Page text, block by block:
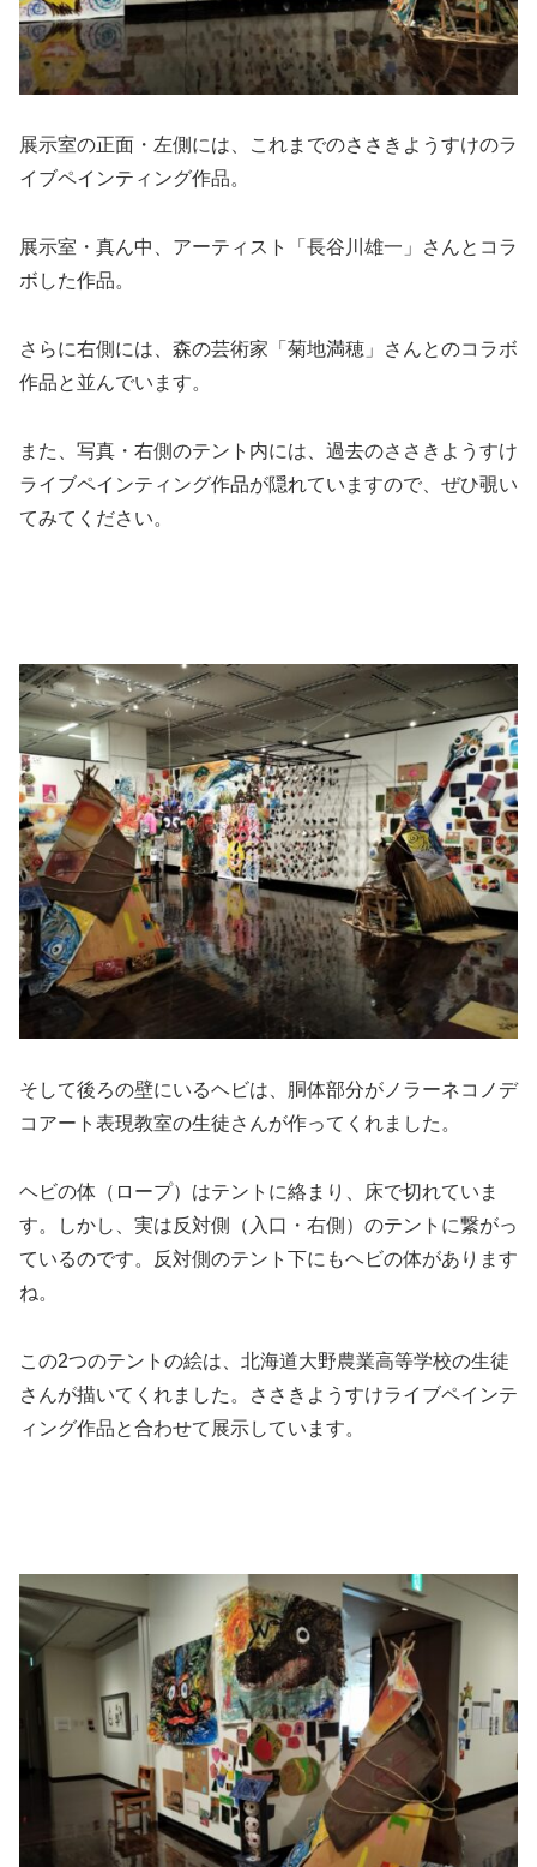
展示室の正面・左側には、これまでのささきようすけのラ
イブペインティング作品。
展示室・真ん中、アーティスト「長谷川雄一」さんとコラ
ボした作品。
さらに右側には、森の芸術家「菊地満穂」さんとのコラボ
作品と並んでいます。
また、写真・右側のテント内には、過去のささきようすけ
ライブペインティング作品が隠れていますので、ぜひ覗い
てみてください。
そして後ろの壁にいるヘビは、胴体部分がノラーネコノデ
コアート表現教室の生徒さんが作ってくれました。
ヘビの体（ロープ）はテントに絡まり、床で切れていま
す。しかし、実は反対側（入口・右側）のテントに繋がっ
ているのです。反対側のテント下にもヘビの体があります
ね。
この2つのテントの絵は、北海道大野農業高等学校の生徒
さんが描いてくれました。ささきようすけライブペインテ
ィング作品と合わせて展示しています。